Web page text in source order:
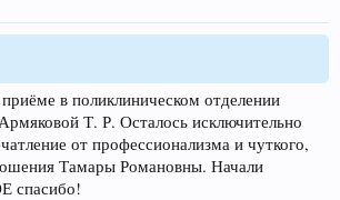
в поликлиническом отделении
Т. Р. Осталось исключительно
от профессионализма и чуткого,
Тамары Романовны. Начали
спасибо!